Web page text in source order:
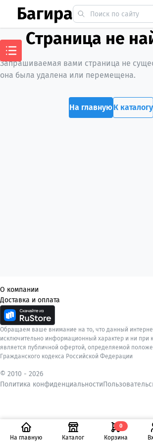
Багира
На главную Каталог
0
Корзина
Страница не
Запрашиваемая вами страница не
она была удалена или перемещена.
На главнуюК каталогу
О компании
Доставка и оплата
Обращаем ваше внимание на то, что данный
исключительно информационный характер и ни при
является публичной офертой, определяемой
Гражданского кодекса Российской Федерации
© 2010 - 2026
Политика конфиденциальности